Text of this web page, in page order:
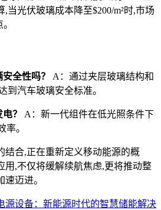
当光伏玻璃成本降至$200/m²时,市场
全性吗？
A：通过夹层玻璃结构和
到汽车玻璃安全标准。
？
A：新一代组件在低光照条件下
率。
结合,正在重新定义移动能源的概
用,不仅将缓解续航焦虑,更将推动整
迈进。
源设备：新能源时代的智慧储能解决